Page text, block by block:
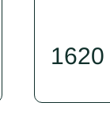
1620